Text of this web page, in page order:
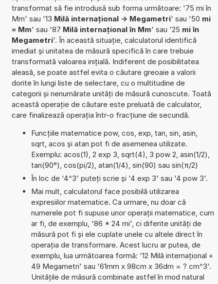
transformat să fie introdusă sub forma următoare: '75 mi în
Mm' sau '13 Milă internațional -> Megametri' sau '50 mi
= Mm' sau '87 Milă internațional în Mm' sau '25 mi în
Megametri'. În această situație, calculatorul identifică
imediat și unitatea de măsură specifică în care trebuie
transformată valoarea inițială. Indiferent de posibilitatea
aleasă, se poate astfel evita o căutare greoaie a valorii
dorite în lungi liste de selectare, cu o multitudine de
categorii și nenumărate unități de măsură cunoscute. Toată
această operație de căutare este preluată de calculator,
care finalizează operația într-o fracțiune de secundă.
Funcțiile matematice pow, cos, exp, tan, sin, asin,
sqrt, acos și atan pot fi de asemenea utilizate.
Exemplu: acos(1), 2 exp 3, sqrt(4), 3 pow 2, asin(1/2),
tan(90°), cos(pi/2), atan(1/4), sin(90) sau sin(π/2)
În loc de '4^3' puteți scrie și '4 exp 3' sau '4 pow 3'.
Mai mult, calculatorul face posibilă utilizarea
expresiilor matematice. Ca urmare, nu doar că
numerele pot fi supuse unor operații matematice, cum
ar fi, de exemplu, '86 * 24 mi', ci diferite unități de
măsură pot fi și ele cuplate unele cu altele direct în
operația de transformare. Acest lucru ar putea, de
exemplu, lua următoarea formă: '12 Milă internațional +
49 Megametri' sau '61mm x 98cm x 36dm = ? cm^3'.
Unitățile de măsură combinate astfel în mod natural